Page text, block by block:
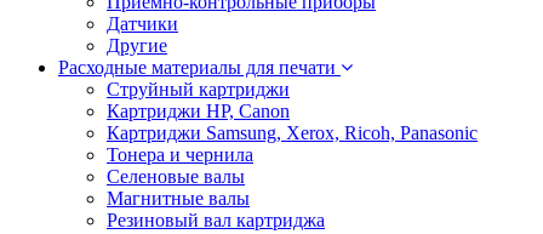
Датчики
Другие
Расходные материалы для печати
Струйный картриджи
Картриджи HP, Canon
Картриджи Samsung, Xerox, Ricoh, Panasonic
Тонера и чернила
Селеновые валы
Магнитные валы
Резиновый вал картриджа